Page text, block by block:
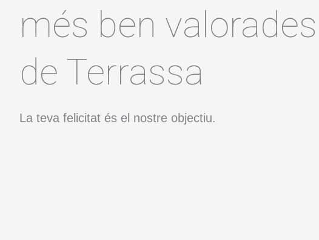
més ben valorades
de Terrassa
La teva felicitat és el nostre objectiu.